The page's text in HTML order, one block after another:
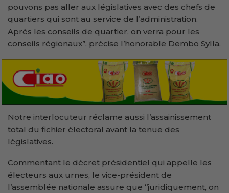
pouvons pas aller aux législatives avec des chefs de
quartiers qui sont au service de l’administration.
Après les conseils de quartier, on verra pour les
conseils régionaux’’, précise l’honorable Dembo Sylla.
Notre interlocuteur réclame aussi l’assainissement
total du fichier électoral avant la tenue des
législatives.
Commentant le décret présidentiel qui appelle les
électeurs aux urnes, le vice-président de
l’assemblée nationale assure que ‘’juridiquement, on